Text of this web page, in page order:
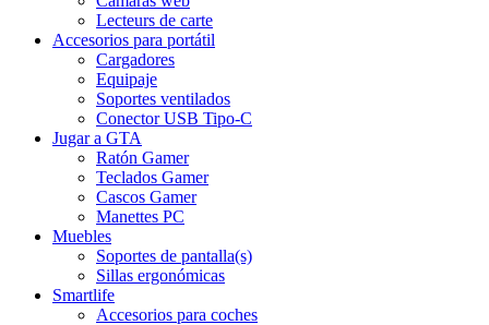
Lecteurs de carte
Accesorios para portátil
Cargadores
Equipaje
Soportes ventilados
Conector USB Tipo-C
Jugar a GTA
Ratón Gamer
Teclados Gamer
Cascos Gamer
Manettes PC
Muebles
Soportes de pantalla(s)
Sillas ergonómicas
Smartlife
Accesorios para coches